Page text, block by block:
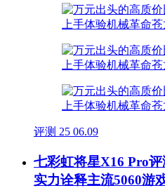
评测 25 06.09
七彩虹将星X16 Pro
实力诠释主流5060游